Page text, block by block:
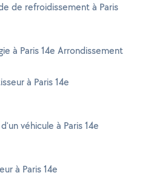
de refroidissement à Paris
à Paris 14e Arrondissement
à Paris 14e
véhicule à Paris 14e
à Paris 14e